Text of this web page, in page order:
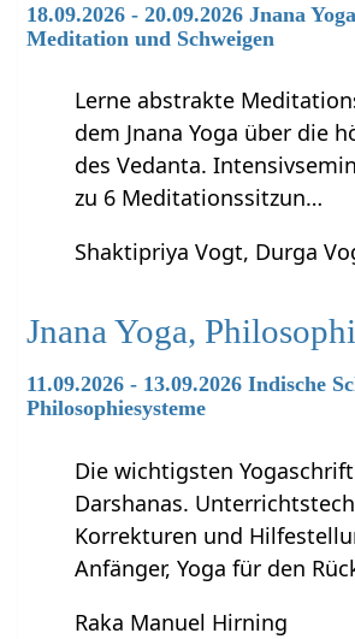
18.09.2026 - 20.09.2026 Jnana
Meditation und Schweigen
Lerne abstrakte
dem Jnana Yoga über die
des Vedanta.
zu 6 Meditationssitzun…
Shaktipriya Vogt, Durga
Jnana Yoga,
11.09.2026 - 13.09.2026 Indische
Philosophiesysteme
Die wichtigsten
Darshanas.
Korrekturen und
Anfänger, Yoga für den
Raka Manuel Hirning